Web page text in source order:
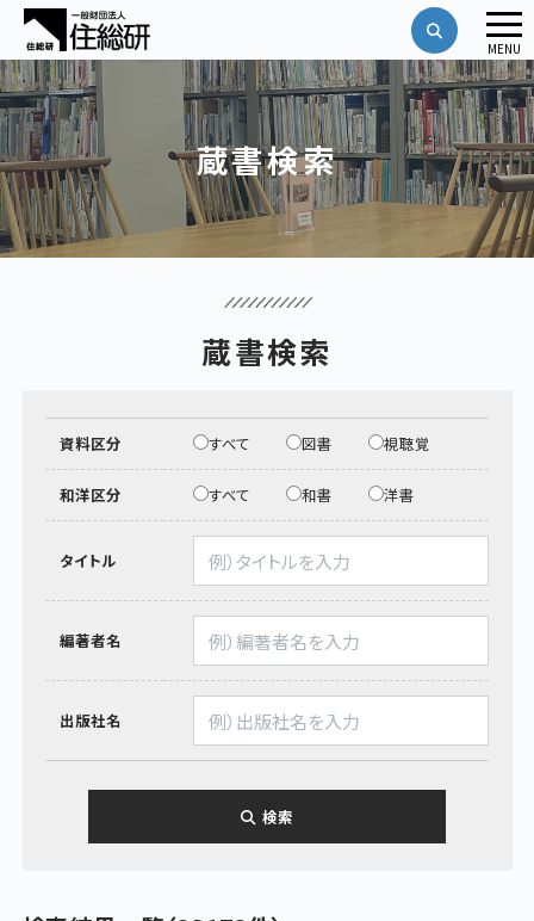
蔵書検索
蔵書検索
資料区分 すべて 図書 視聴覚
和洋区分 すべて 和書 洋書
タイトル
編著者名
出版社名
検索
メ
ニ
ュ
ー
MENU